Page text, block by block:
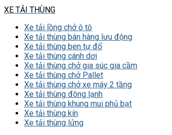
XE TẢI THÙNG
Xe tải lồng chở ô tô
Xe tải thùng bán hàng lưu động
Xe tải thùng ben tự đổ
Xe tải thùng cánh dơi
Xe tải thùng chở gia súc gia cầm
Xe tải thùng chở Pallet
Xe tải thùng chở xe máy 2 tầng
Xe tải thùng đông lạnh
Xe tải thùng khung mui phủ bạt
Xe tải thùng kín
Xe tải thùng lửng